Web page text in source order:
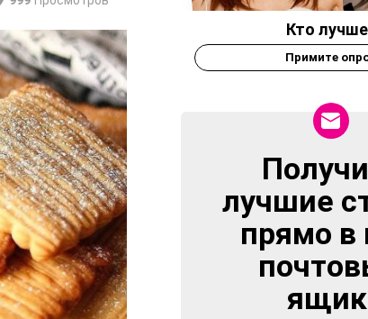
Кто
Примите
NEWSLETTER
лучшие
прямо в